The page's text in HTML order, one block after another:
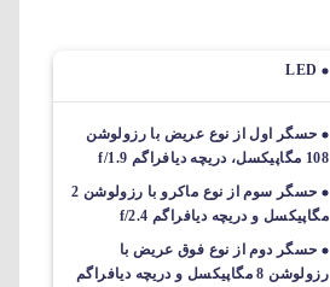
LED
حسگر اول از نوع عریض با رزولوشن
108 مگاپیکسل، دریچه دیافراگم f/1.9
حسگر سوم از نوع ماکرو با رزولوشن 2
مگاپیکسل و دریچه دیافراگم f/2.4
حسگر دوم از نوع فوق عریض با
رزولوشن 8 مگاپیکسل و دریچه دیافراگم